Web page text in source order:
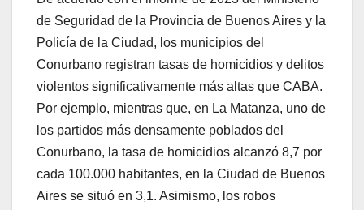
de Seguridad de la Provincia de Buenos Aires y la
Policía de la Ciudad, los municipios del
Conurbano registran tasas de homicidios y delitos
violentos significativamente más altas que CABA.
Por ejemplo, mientras que, en La Matanza, uno de
los partidos más densamente poblados del
Conurbano, la tasa de homicidios alcanzó 8,7 por
cada 100.000 habitantes, en la Ciudad de Buenos
Aires se situó en 3,1. Asimismo, los robos